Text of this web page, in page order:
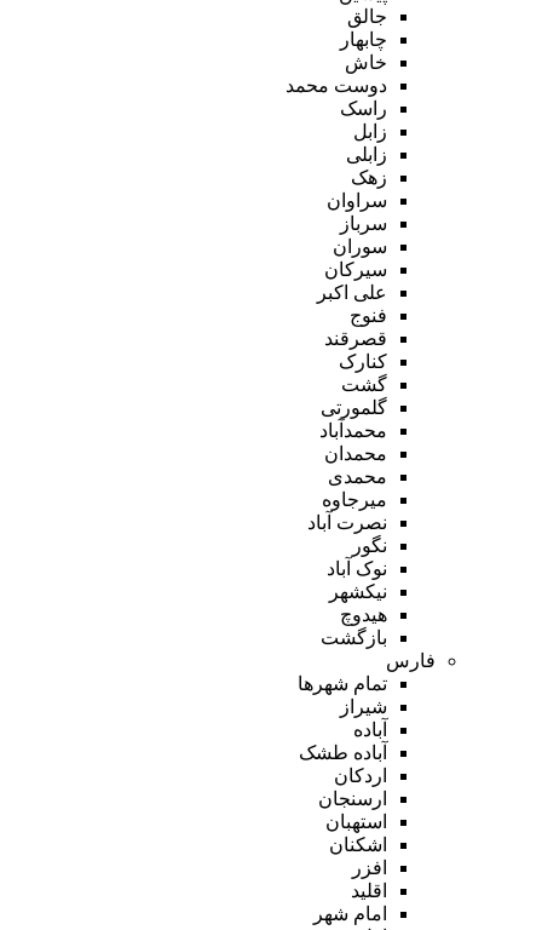
جالق
چابهار
خاش
دوست محمد
راسک
زابل
زابلی
زهک
سراوان
سرباز
سوران
سیرکان
علی اکبر
فنوج
قصرقند
کنارک
گشت
گلمورتی
محمدآباد
محمدان
محمدی
میرجاوه
نصرت آباد
نگور
نوک آباد
نیکشهر
هیدوچ
بازگشت
فارس
تمام شهر‌ها
شیراز
آباده
آباده طشک
اردکان
ارسنجان
استهبان
اشکنان
افزر
اقلید
امام شهر